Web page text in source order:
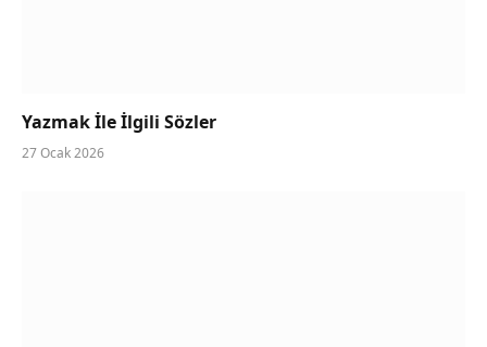
Yazmak İle İlgili Sözler
27 Ocak 2026